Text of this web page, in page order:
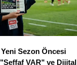
Sezon Öncesi
VAR" ve Dijital